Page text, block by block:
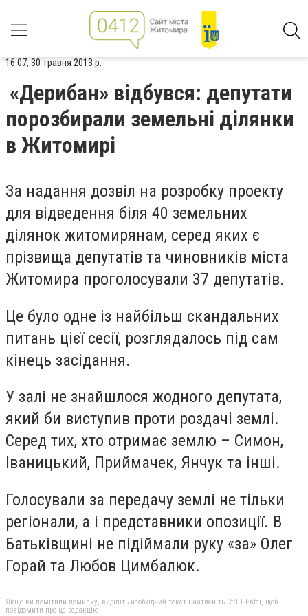
16:07, 30 травня 2013 р.
«Дерибан» відбувся: депутати
порозбирали земельні ділянки
в Житомирі
За надання дозвіл на розробку проекту
для відведення біля 40 земельних
ділянок житомирянам, серед яких є
прізвища депутатів та чиновників міста
Житомира проголосували 37 депутатів.
Це було одне із найбільш скандальних
питань цієї сесії, розглядалось під сам
кінець засідання.
У залі не знайшлося жодного депутата,
який би виступив проти роздачі землі.
Серед тих, хто отримає землю – Симон,
Іваницький, Приймачек, Янчук та інші.
Голосували за передачу землі не тільки
регіонали, а і представники опозиції. В
Батьківщині не підіймали руку «за» Олег
Горай та Любов Цимбалюк.
Якщо ви помітили помилку, виділіть необхідний текст і натисніть Ctrl + Enter, щоб
повідомити про це редакцію